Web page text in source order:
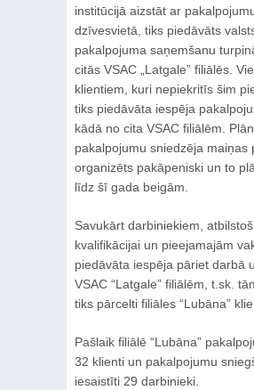
institūcijā aizstāt ar
dzīvesvietā, tiks piedāvāts
pakalpojuma saņemšanu
citās VSAC „Latgale” filiālēs.
klientiem, kuri nepiekritīs šim
tiks piedāvāta iespēja
kādā no cita VSAC filiālēm.
pakalpojumu sniedzēja maiņas
organizēts pakāpeniski un to
līdz šī gada beigām.
Savukārt darbiniekiem,
kvalifikācijai un pieejamajām
piedāvāta iespēja pāriet darbā
VSAC “Latgale” filiālēm, t.sk.
tiks pārcelti filiāles “Lubāna”
Pašlaik filiālē “Lubāna”
32 klienti un pakalpojumu
iesaistīti 29 darbinieki.